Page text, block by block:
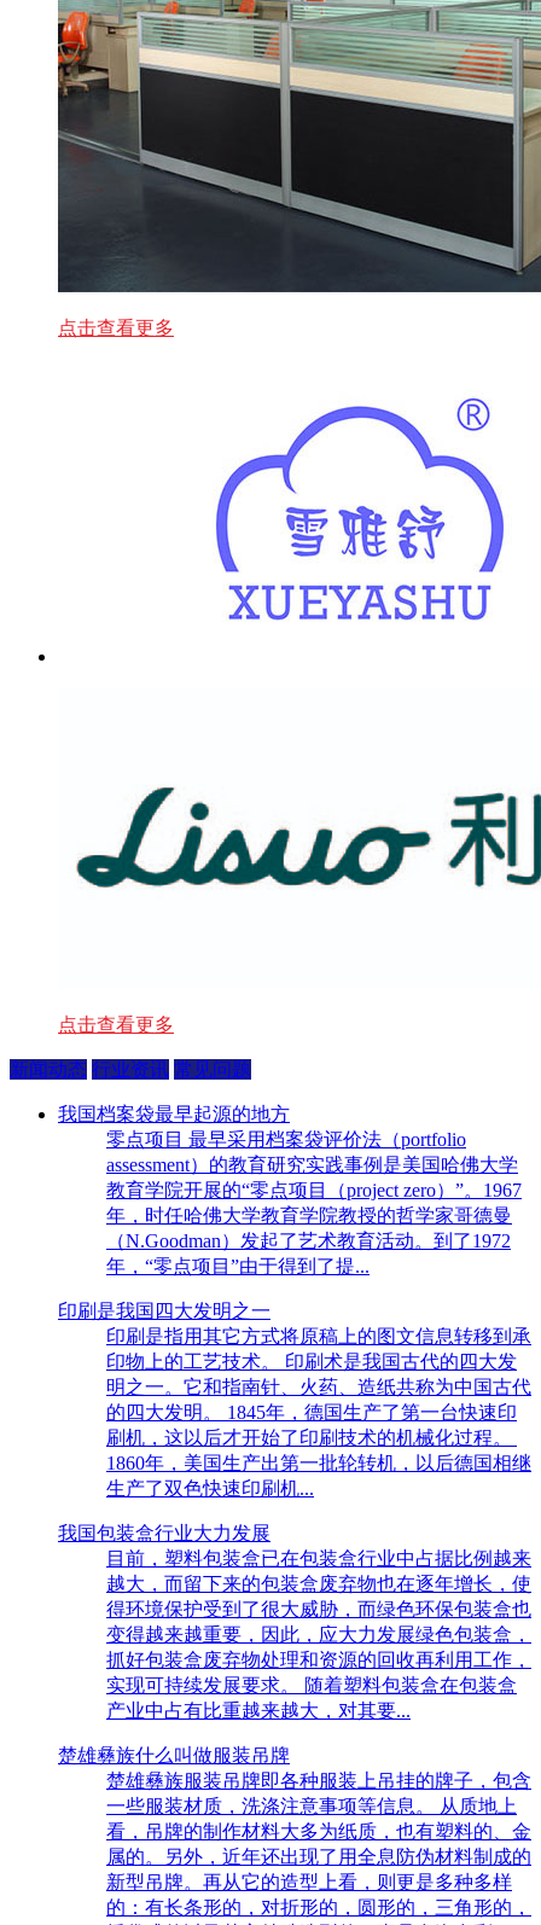
点击查看更多
点击查看更多
新闻动态 行业资讯 常见问题
我国档案袋最早起源的地方
零点项目 最早采用档案袋评价法（portfolio
assessment）的教育研究实践事例是美国哈佛大学
教育学院开展的“零点项目（project zero）”。1967
年，时任哈佛大学教育学院教授的哲学家哥德曼
（N.Goodman）发起了艺术教育活动。到了1972
年，“零点项目”由于得到了提...
印刷是我国四大发明之一
印刷是指用其它方式将原稿上的图文信息转移到承
印物上的工艺技术。 印刷术是我国古代的四大发
明之一。它和指南针、火药、造纸共称为中国古代
的四大发明。 1845年，德国生产了第一台快速印
刷机，这以后才开始了印刷技术的机械化过程。
1860年，美国生产出第一批轮转机，以后德国相继
生产了双色快速印刷机...
我国包装盒行业大力发展
目前，塑料包装盒已在包装盒行业中占据比例越来
越大，而留下来的包装盒废弃物也在逐年增长，使
得环境保护受到了很大威胁，而绿色环保包装盒也
变得越来越重要，因此，应大力发展绿色包装盒，
抓好包装盒废弃物处理和资源的回收再利用工作，
实现可持续发展要求。 随着塑料包装盒在包装盒
产业中占有比重越来越大，对其要...
楚雄彝族什么叫做服装吊牌
楚雄彝族服装吊牌即各种服装上吊挂的牌子，包含
一些服装材质，洗涤注意事项等信息。 从质地上
看，吊牌的制作材料大多为纸质，也有塑料的、金
属的。另外，近年还出现了用全息防伪材料制成的
新型吊牌。再从它的造型上看，则更是多种多样
的：有长条形的，对折形的，圆形的，三角形的，